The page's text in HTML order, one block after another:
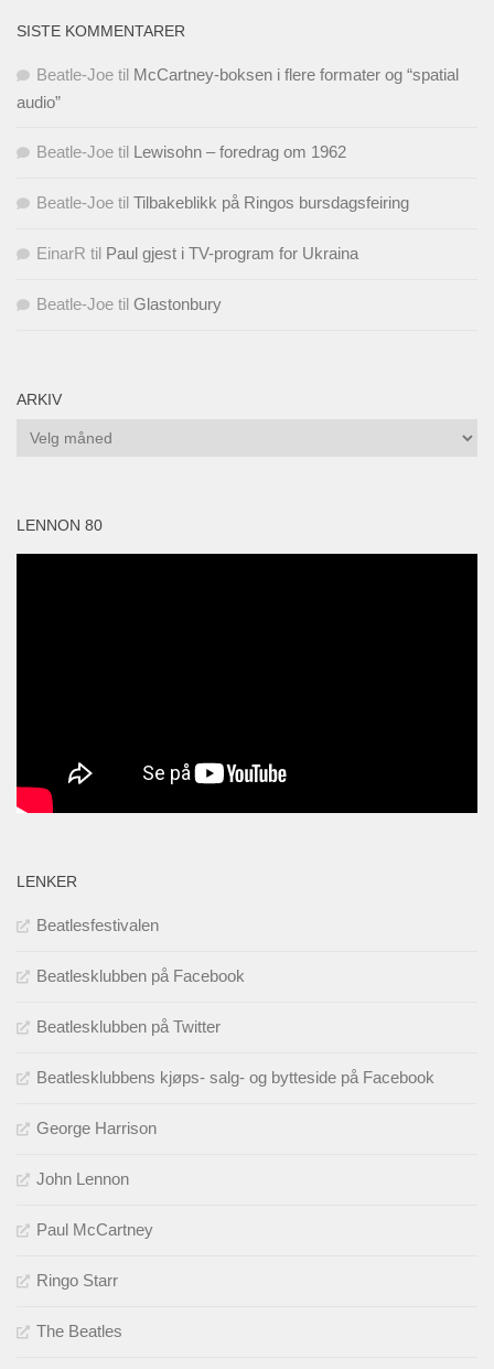
SISTE KOMMENTARER
Beatle-Joe til McCartney-boksen i flere formater og “spatial
audio”
Beatle-Joe til Lewisohn – foredrag om 1962
Beatle-Joe til Tilbakeblikk på Ringos bursdagsfeiring
EinarR til Paul gjest i TV-program for Ukraina
Beatle-Joe til Glastonbury
ARKIV
Arkiv
LENNON 80
LENKER
Beatlesfestivalen
Beatlesklubben på Facebook
Beatlesklubben på Twitter
Beatlesklubbens kjøps- salg- og bytteside på Facebook
George Harrison
John Lennon
Paul McCartney
Ringo Starr
The Beatles